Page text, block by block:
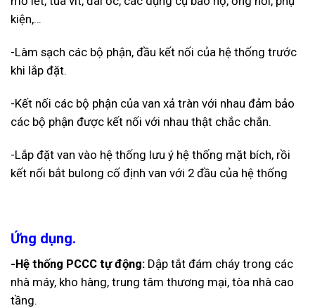
kiện,…
-Làm sạch các bộ phận, đầu kết nối của hệ thống trước
khi lắp đặt.
-Kết nối các bộ phận của van xả tràn với nhau đảm bảo
các bộ phận được kết nối với nhau thật chắc chắn.
-Lắp đặt van vào hệ thống lưu ý hệ thống mặt bích, rồi
kết nối bắt bulong cố định van với 2 đầu của hệ thống
Ứng dụng.
-Hệ thống PCCC tự động: Dập tắt đám cháy trong các
nhà máy, kho hàng, trung tâm thương mại, tòa nhà cao
tầng.